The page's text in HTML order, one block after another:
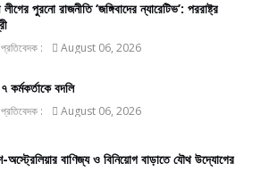
পুরনো রাজনীতি ‘জঙ্গিবাদের ন্যারেটিভ’: পররাষ্ট্র
: August 06, 2026
কর্মকর্তাকে বদলি
: August 06, 2026
অস্ট্রেলিয়ার বাণিজ্য ও বিনিয়োগ বাড়াতে যৌথ উদ্যোগের